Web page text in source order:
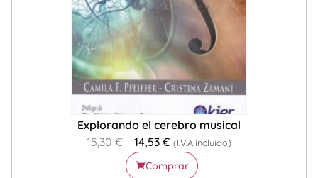
Explorando el cerebro musical
15,30€ 14,53 € (I.V.A incluido)
Comprar